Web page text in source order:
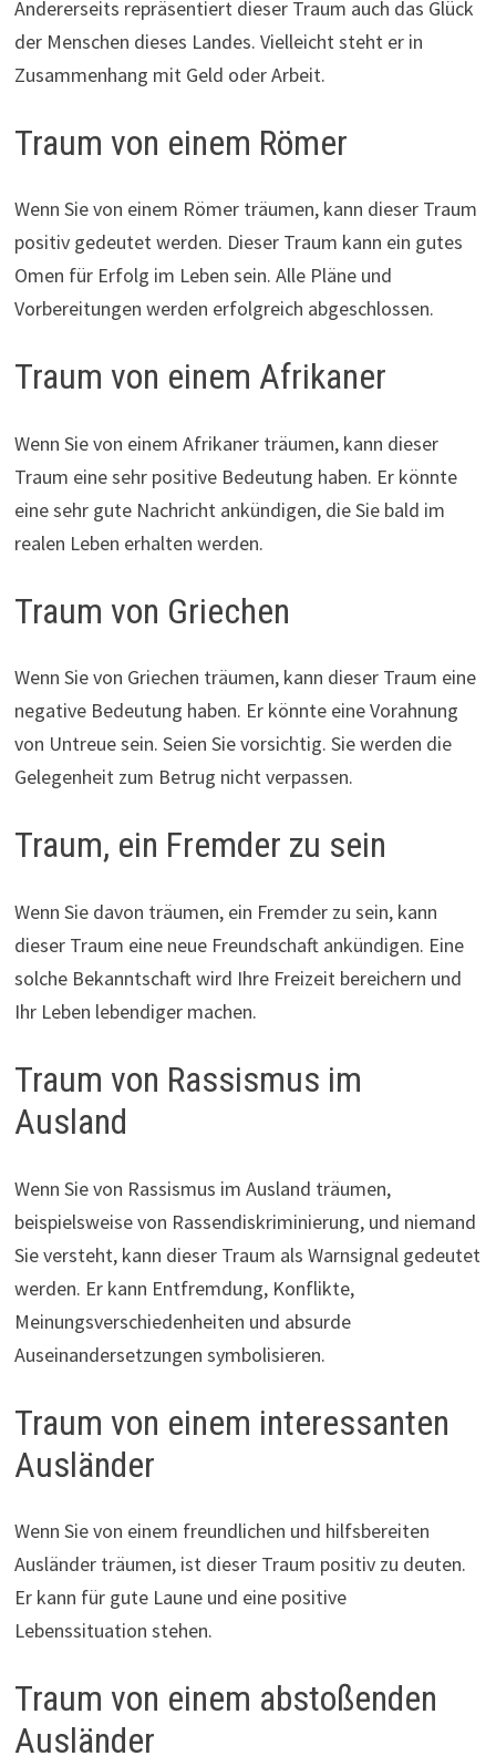
Andererseits repräsentiert dieser Traum auch das Glück
der Menschen dieses Landes. Vielleicht steht er in
Zusammenhang mit Geld oder Arbeit.
Traum von einem Römer
Wenn Sie von einem Römer träumen, kann dieser Traum
positiv gedeutet werden. Dieser Traum kann ein gutes
Omen für Erfolg im Leben sein. Alle Pläne und
Vorbereitungen werden erfolgreich abgeschlossen.
Traum von einem Afrikaner
Wenn Sie von einem Afrikaner träumen, kann dieser
Traum eine sehr positive Bedeutung haben. Er könnte
eine sehr gute Nachricht ankündigen, die Sie bald im
realen Leben erhalten werden.
Traum von Griechen
Wenn Sie von Griechen träumen, kann dieser Traum eine
negative Bedeutung haben. Er könnte eine Vorahnung
von Untreue sein. Seien Sie vorsichtig. Sie werden die
Gelegenheit zum Betrug nicht verpassen.
Traum, ein Fremder zu sein
Wenn Sie davon träumen, ein Fremder zu sein, kann
dieser Traum eine neue Freundschaft ankündigen. Eine
solche Bekanntschaft wird Ihre Freizeit bereichern und
Ihr Leben lebendiger machen.
Traum von Rassismus im
Ausland
Wenn Sie von Rassismus im Ausland träumen,
beispielsweise von Rassendiskriminierung, und niemand
Sie versteht, kann dieser Traum als Warnsignal gedeutet
werden. Er kann Entfremdung, Konflikte,
Meinungsverschiedenheiten und absurde
Auseinandersetzungen symbolisieren.
Traum von einem interessanten
Ausländer
Wenn Sie von einem freundlichen und hilfsbereiten
Ausländer träumen, ist dieser Traum positiv zu deuten.
Er kann für gute Laune und eine positive
Lebenssituation stehen.
Traum von einem abstoßenden
Ausländer